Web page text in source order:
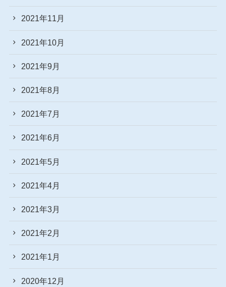
2021年11月
2021年10月
2021年9月
2021年8月
2021年7月
2021年6月
2021年5月
2021年4月
2021年3月
2021年2月
2021年1月
2020年12月